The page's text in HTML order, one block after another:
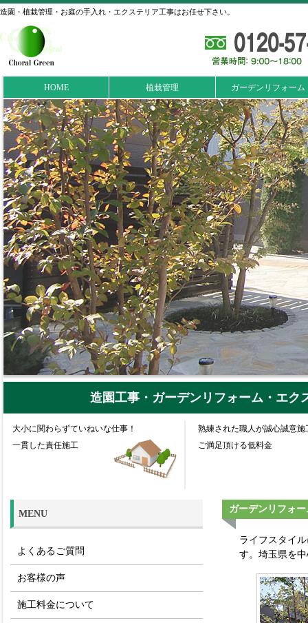
造園・植栽管理・お庭の手入れ・エクステリア工事はお任せ下さい。
HOME 植栽管理 ガーデンリフォーム
造園工事・ガーデンリフォーム・エク
大小に関わらずていねいな仕事！
一貫した責任施工
熟練された職人が誠心誠意施
ご満足頂ける低料金
ガーデンリフォ
ライフスタイ
す。埼玉県を
MENU
よくあるご質問
お客様の声
施工料金について